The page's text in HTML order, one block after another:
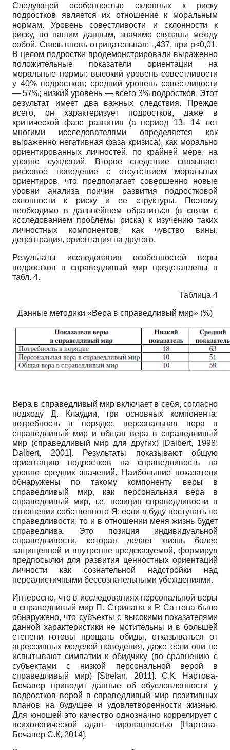
Следующей особенностью склонных к риску
подростков является их отношение к моральным
нормам. Уровень совестливости и склонности к
риску, по нашим данным, значимо связаны между
собой. Связь вновь отрицательная: -,437, при р<0,01.
В целом подростки продемонстрировали выраженно
положительные показатели ориентации на
моральные нормы: высокий уровень совестливости
у 40% подростков; средний уровень совестливости
— 57%; низкий уровень — всего 3% подростков. Этот
результат имеет два важных следствия. Прежде
всего, он характеризует подростков, даже в
критической фазе развития (а период 13—14 лет
многими исследователями определяется как
выраженно негативная фаза кризиса), как морально
ориентированных личностей, по крайней мере, на
уровне суждений. Второе следствие связывает
рисковое поведение с отсутствием моральных
ориентиров, что предполагает совершенно новые
уровни анализа причин развития подростковой
склонности к риску и ее структуры. Поэтому
необходимо в дальнейшем обратиться (в связи с
исследованием проблемы риска) к изучению таких
личностных компонентов, как чувство вины,
децентрация, ориентация на другого.
Результаты исследования особенностей веры
подростков в справедливый мир представлены в
табл. 4.
Таблица 4
Данные методики «Вера в справедливый мир» (%)
Вера в справедливый мир включает в себя, согласно
подходу Д. Клаудии, три основных компонента:
потребность в порядке, персональная вера в
справедливый мир и общая вера в справедливый
мир (справедливый мир для других) [Dalbert, 1998;
Dalbert, 2001]. Результаты показывают общую
ориентацию подростков на справедливость на
уровне средних значений. Наибольшие показатели
обнаружены по такому компоненту веры в
справедливый мир, как персональная вера в
справедливый мир, т.е. позиция справедливости в
отношении собственного Я: если я буду поступать по
справедливости, то и в отношении меня жизнь будет
справедлива. Это позиция индивидуальной
справедливости, которая делает жизнь более
защищенной и внутренне предсказуемой, формируя
предпосылки для развития ценностных ориентаций
личности как сознательной надстройки над
нереалистичными бессознательными убеждениями.
Интересно, что в исследованиях персональной веры
в справедливый мир П. Стрилана и Р. Саттона было
обнаружено, что субъекты с высокими показателями
данной характеристики не мстительны и в большей
степени готовы прощать обиды, отказываться от
агрессивных моделей поведения, даже если они не
испытывают симпатии к обидчику (по сравнению с
субъектами с низкой персональной верой в
справедливый мир) [Strelan, 2011]. С.К. Нартова-
Бочавер приводит данные об обусловленности у
подростков верой в справедливый мир позитивных
планов на будущее и удовлетворенности жизнью.
Для юношей это качество однозначно коррелирует с
психологической адап- тированностью
[Нартова­
Бочавер С.К, 2014].